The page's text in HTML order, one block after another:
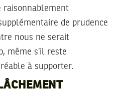
raisonnablement
de prudence
nous ne serait
même s’il reste
à supporter.